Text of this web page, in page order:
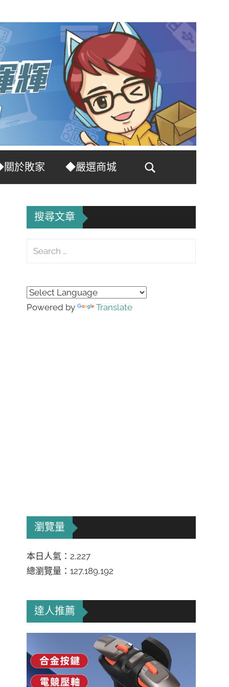
於敗家
◆嚴選商城
Search
搜尋文章
Search
Powered by Translate
瀏覽量
本日人氣：2,227
總瀏覽量：127,189,192
達人推薦